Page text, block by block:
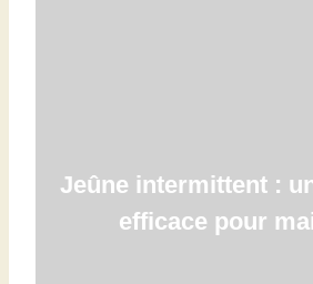
Jeûne intermittent :
efficace pour